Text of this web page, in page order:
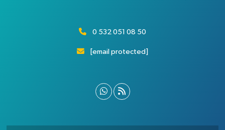
0 532 051 08 50
[email protected]